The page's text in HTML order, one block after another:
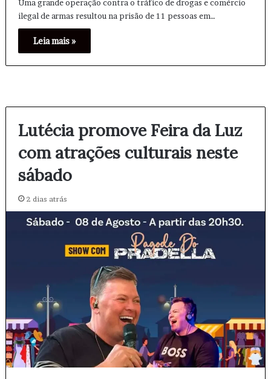
Uma grande operação contra o tráfico de drogas e comércio
ilegal de armas resultou na prisão de 11 pessoas em…
Leia mais »
Lutécia promove Feira da Luz
com atrações culturais neste
sábado
2 dias atrás